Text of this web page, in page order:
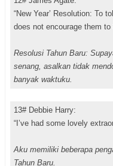
“New Year’ Resolution: To
does not encourage them
Resolusi Tahun Baru:
senang, asalkan tidak
banyak waktuku.
13# Debbie Harry:
“I’ve had some lovely
Aku memiliki beberapa
Tahun Baru.